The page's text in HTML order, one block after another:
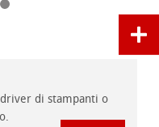
di stampanti o